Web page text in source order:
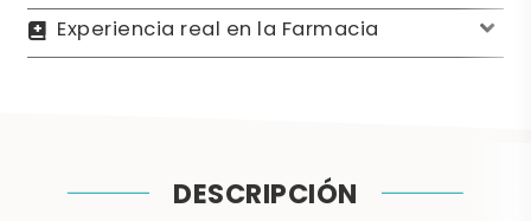
Experiencia real en la Farmacia
DESCRIPCIÓN